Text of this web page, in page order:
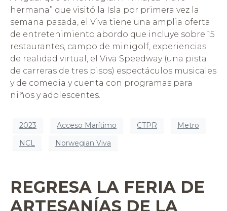
hermana” que visitó la Isla por primera vez la
semana pasada, el Viva tiene una amplia oferta
de entretenimiento abordo que incluye sobre 15
restaurantes, campo de minigolf, experiencias
de realidad virtual, el Viva Speedway (una pista
de carreras de tres pisos) espectáculos musicales
y de comedia y cuenta con programas para
niños y adolescentes.
2023 Acceso Marítimo CTPR
Metro
NCL
Norwegian Viva
REGRESA LA FERIA DE
ARTESANÍAS DE LA